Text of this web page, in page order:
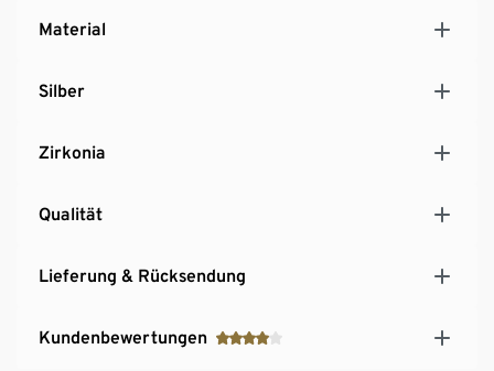
Material
Silber
Zirkonia
Qualität
Lieferung & Rücksendung
Kundenbewertungen